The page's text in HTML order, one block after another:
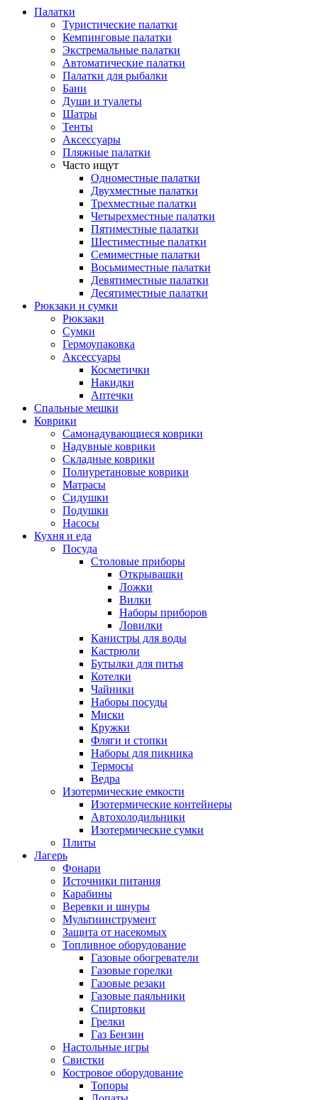
Палатки
Туристические палатки
Кемпинговые палатки
Экстремальные палатки
Автоматические палатки
Палатки для рыбалки
Бани
Души и туалеты
Шатры
Тенты
Аксессуары
Пляжные палатки
Часто ищут
Одноместные палатки
Двухместные палатки
Трехместные палатки
Четырехместные палатки
Пятиместные палатки
Шестиместные палатки
Семиместные палатки
Восьмиместные палатки
Девятиместные палатки
Десятиместные палатки
Рюкзаки и сумки
Рюкзаки
Сумки
Гермоупаковка
Аксессуары
Косметички
Накидки
Аптечки
Спальные мешки
Коврики
Самонадувающиеся коврики
Надувные коврики
Складные коврики
Полиуретановые коврики
Матрасы
Сидушки
Подушки
Насосы
Кухня и еда
Посуда
Столовые приборы
Открывашки
Ложки
Вилки
Наборы приборов
Ловилки
Канистры для воды
Кастрюли
Бутылки для питья
Котелки
Чайники
Наборы посуды
Миски
Кружки
Фляги и стопки
Наборы для пикника
Термосы
Ведра
Изотермические емкости
Изотермические контейнеры
Автохолодильники
Изотермические сумки
Плиты
Лагерь
Фонари
Источники питания
Карабины
Веревки и шнуры
Мультиинструмент
Защита от насекомых
Топливное оборудование
Газовые обогреватели
Газовые горелки
Газовые резаки
Газовые паяльники
Спиртовки
Грелки
Газ Бензин
Настольные игры
Свистки
Костровое оборудование
Топоры